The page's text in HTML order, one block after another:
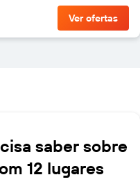
Ver ofertas
saber sobre
12 lugares